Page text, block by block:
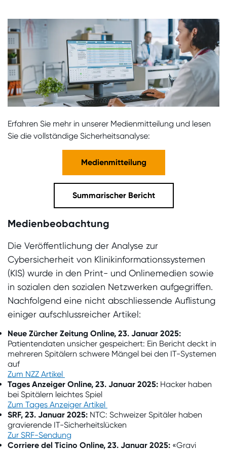
Erfahren Sie mehr in unserer Medienmitteilung und lesen
Sie die vollständige Sicherheitsanalyse:
Medienmitteilung
Summarischer Bericht
Medienbeobachtung
Die Veröffentlichung der Analyse zur
Cybersicherheit von Klinikinformationssystemen
(KIS) wurde in den Print- und Onlinemedien sowie
in sozialen den sozialen Netzwerken aufgegriffen.
Nachfolgend eine nicht abschliessende Auflistung
einiger aufschlussreicher Artikel:
Neue Zürcher Zeitung Online, 23. Januar 2025:
Patientendaten unsicher gespeichert: Ein Bericht deckt in
mehreren Spitälern schwere Mängel bei den IT-Systemen
auf
Zum NZZ Artikel
Tages Anzeiger Online, 23. Januar 2025: Hacker haben
bei Spitälern leichtes Spiel
Zum Tages Anzeiger Artikel
SRF, 23. Januar 2025: NTC: Schweizer Spitäler haben
gravierende IT-Sicherheitslücken
Zur SRF-Sendung
Corriere del Ticino Online, 23. Januar 2025: «Gravi